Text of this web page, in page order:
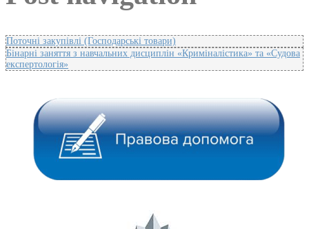
Поточні закупівлі (Господарські товари)
Бінарні заняття з навчальних дисциплін «Криміналістика» та «Судова
експертологія»